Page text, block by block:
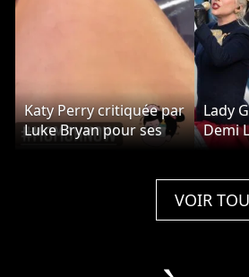
Katy Perry critiquée par
Luke Bryan pour ses
Lady
Demi
ont
Biden
VOIR